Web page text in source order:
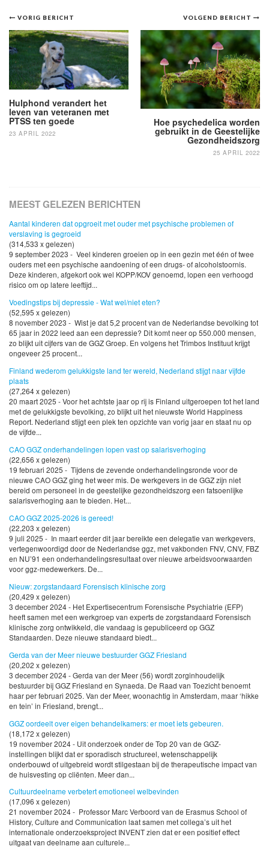
Bericht
navigatie
VOLGEND BERICHT
Hoe psychedelica worden
gebruikt in de Geestelijke
Gezondheidszorg
25 APRIL 2022
VORIG BERICHT
Hulphond verandert het
leven van veteranen met
PTSS ten goede
23 APRIL 2022
MEEST GELEZEN BERICHTEN
Aantal kinderen dat opgroeit met ouder met psychische problemen of
verslaving is gegroeid
(314,533 x gelezen)
9 september 2023 - Veel kinderen groeien op in een gezin met één of twee
ouders met een psychische aandoening of een drugs- of alcoholstoornis.
Deze kinderen, afgekort ook wel KOPP/KOV genoemd, lopen een verhoogd
risico om op latere leeftijd...
Voedingstips bij depressie - Wat wel/niet eten?
(52,595 x gelezen)
8 november 2023 - Wist je dat 5,2 procent van de Nederlandse bevolking tot
65 jaar in 2022 leed aan een depressie? Dit komt neer op 550.000 mensen,
zo blijkt uit cijfers van de GGZ Groep. En volgens het Trimbos Instituut krijgt
ongeveer 25 procent...
Finland wederom gelukkigste land ter wereld, Nederland stijgt naar vijfde
plaats
(27,264 x gelezen)
20 maart 2025 - Voor het achtste jaar op rij is Finland uitgeroepen tot het land
met de gelukkigste bevolking, zo blijkt uit het nieuwste World Happiness
Report. Nederland stijgt een plek ten opzichte van vorig jaar en staat nu op
de vijfde...
CAO GGZ onderhandelingen lopen vast op salarisverhoging
(22,656 x gelezen)
19 februari 2025 - Tijdens de zevende onderhandelingsronde voor de
nieuwe CAO GGZ ging het weer mis. De werkgevers in de GGZ zijn niet
bereid om personeel in de geestelijke gezondheidszorg een fatsoenlijke
salarisverhoging aan te bieden. Het...
CAO GGZ 2025-2026 is gereed!
(22,203 x gelezen)
9 juli 2025 - In maart eerder dit jaar bereikte een delegatie van werkgevers,
vertegenwoordigd door de Nederlandse ggz, met vakbonden FNV, CNV, FBZ
en NU’91 een onderhandelingsresultaat over nieuwe arbeidsvoorwaarden
voor ggz-medewerkers. De...
Nieuw: zorgstandaard Forensisch klinische zorg
(20,429 x gelezen)
3 december 2024 - Het Expertisecentrum Forensische Psychiatrie (EFP)
heeft samen met een werkgroep van experts de zorgstandaard Forensisch
klinische zorg ontwikkeld, die vandaag is gepubliceerd op GGZ
Standaarden. Deze nieuwe standaard biedt...
Gerda van der Meer nieuwe bestuurder GGZ Friesland
(20,202 x gelezen)
3 december 2024 - Gerda van der Meer (56) wordt zorginhoudelijk
bestuurder bij GGZ Friesland en Synaeda. De Raad van Toezicht benoemt
haar per februari 2025. Van der Meer, woonachtig in Amsterdam, maar ‘hikke
en tein’ in Friesland, brengt...
GGZ oordeelt over eigen behandelkamers: er moet iets gebeuren.
(18,172 x gelezen)
19 november 2024 - Uit onderzoek onder de Top 20 van de GGZ-
instellingen blijkt dat er sporadisch structureel, wetenschappelijk
onderbouwd of uitgebreid wordt stilgestaan bij de therapeutische impact van
de huisvesting op cliënten. Meer dan...
Cultuurdeelname verbetert emotioneel welbevinden
(17,096 x gelezen)
21 november 2024 - Professor Marc Verboord van de Erasmus School of
History, Culture and Communication laat samen met collega’s uit het
internationale onderzoeksproject INVENT zien dat er een positief effect
uitgaat van deelname aan culturele...